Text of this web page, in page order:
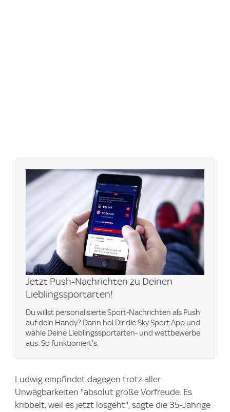
Jetzt Push-Nachrichten zu Deinen
Lieblingssportarten!
Du willst personalisierte Sport-Nachrichten als Push
auf dein Handy? Dann hol Dir die Sky Sport App und
wähle Deine Lieblingssportarten- und wettbewerbe
aus. So funktioniert's.
Ludwig empfindet dagegen trotz aller
Unwägbarkeiten "absolut große Vorfreude. Es
kribbelt, weil es jetzt losgeht", sagte die 35-Jährige